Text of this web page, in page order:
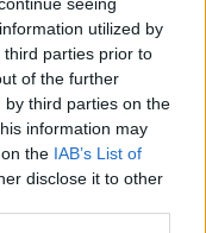
utilized by
parties prior to
of the further
third parties on the
information may
the IAB’s List of
disclose it to other